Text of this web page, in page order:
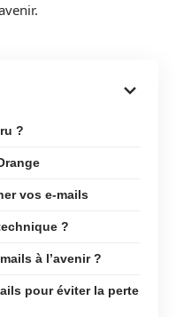
?
vos e-mails
?
à l’avenir ?
pour éviter la perte